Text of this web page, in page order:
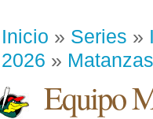
Inicio » Series »
2026 » Matanzas
Equipo